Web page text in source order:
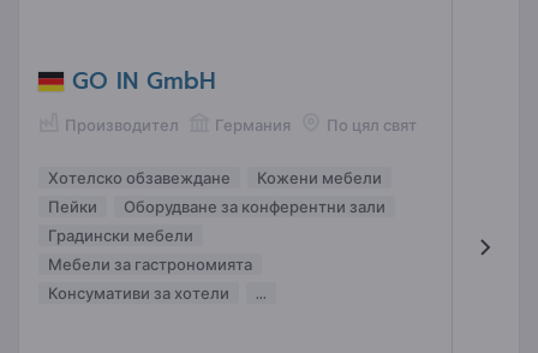
GO IN GmbH
Производител Германия По цял свят
Хотелско обзавеждане
Кожени мебели
Пейки
Оборудване за конферентни зали
Градински мебели
Мебели за гастрономията
Консумативи за хотели
...